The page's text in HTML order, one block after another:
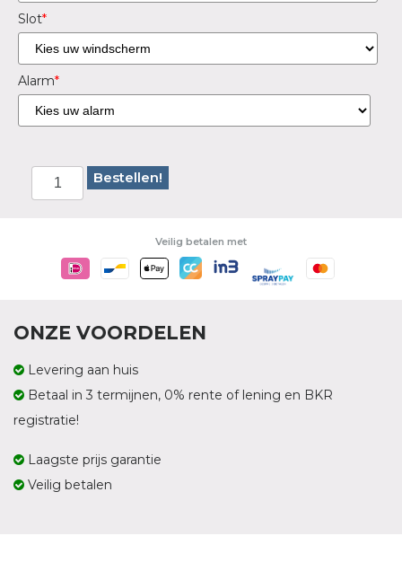
*
Slot
*
Alarm
Bestellen!
Veilig betalen met
ONZE VOORDELEN
Levering aan huis
Betaal in 3 termijnen, 0% rente of lening en BKR
registratie!
Laagste prijs garantie
Veilig betalen